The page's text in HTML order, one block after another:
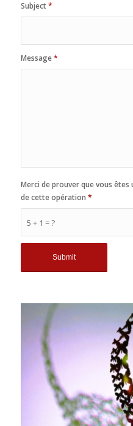
Subject*
Message*
5 + 1 = ?
Merci de prouver que vous
de cette opération *